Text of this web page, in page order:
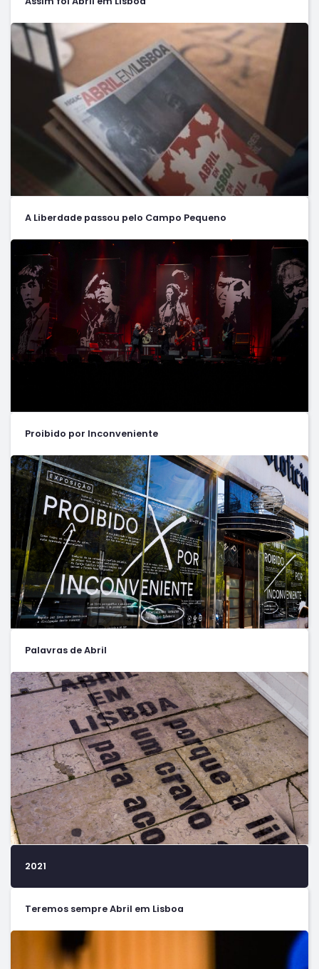
A Liberdade passou pelo Campo Pequeno
Proibido por Inconveniente
Palavras de Abril
2021
Teremos sempre Abril em Lisboa